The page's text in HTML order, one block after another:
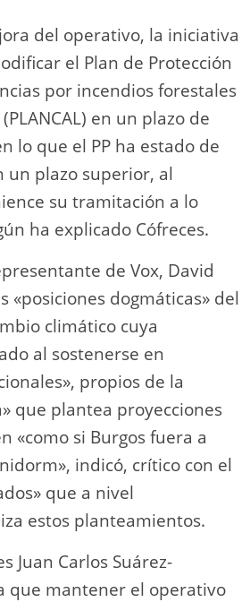
del operativo, la iniciativa
el Plan de Protección
por incendios forestales
en un plazo de
lo que el PP ha estado de
un plazo superior, al
su tramitación a lo
ha explicado Cófreces.
de Vox, David
«posiciones dogmáticas» del
climático cuya
al sostenerse en
propios de la
que plantea proyecciones
«como si Burgos fuera a
indicó, crítico con el
que a nivel
estos planteamientos.
Juan Carlos Suárez-
que mantener el operativo